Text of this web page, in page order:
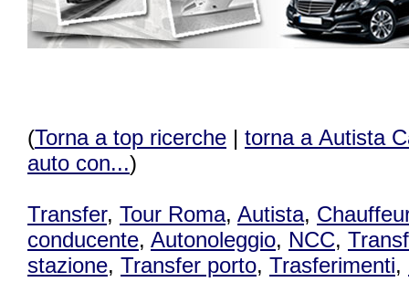
(Torna a top ricerche | torna a Autista
auto con...)
Transfer, Tour Roma, Autista,
conducente, Autonoleggio, NCC,
stazione, Transfer porto, Trasferimenti,